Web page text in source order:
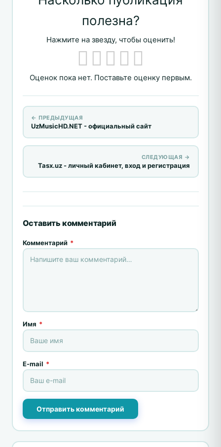
полезна?
Нажмите на звезду, чтобы оценить!
Оценок пока нет. Поставьте оценку первым.
← ПРЕДЫДУЩАЯ
UzMusicHD.NET - официальный сайт
СЛЕДУЮЩАЯ →
Tasx.uz - личный кабинет, вход и регистрация
Оставить комментарий
Комментарий *
Имя *
E-mail *
Отправить комментарий